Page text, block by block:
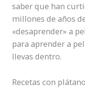
saber que han
millones de años
«desaprender» a
para aprender a
llevas dentro.
Recetas con plátano